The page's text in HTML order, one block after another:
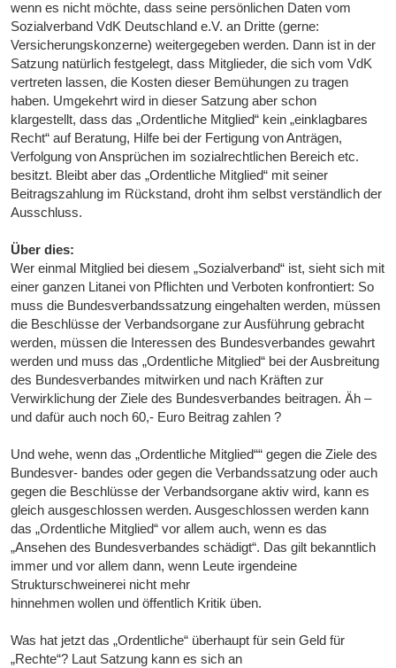
wenn es nicht möchte, dass seine persönlichen Daten vom
Sozialverband VdK Deutschland e.V. an Dritte (gerne:
Versicherungskonzerne) weitergegeben werden. Dann ist in der
Satzung natürlich festgelegt, dass Mitglieder, die sich vom VdK
vertreten lassen, die Kosten dieser Bemühungen zu tragen
haben. Umgekehrt wird in dieser Satzung aber schon
klargestellt, dass das „Ordentliche Mitglied“ kein „einklagbares
Recht“ auf Beratung, Hilfe bei der Fertigung von Anträgen,
Verfolgung von Ansprüchen im sozialrechtlichen Bereich etc.
besitzt. Bleibt aber das „Ordentliche Mitglied“ mit seiner
Beitragszahlung im Rückstand, droht ihm selbst verständlich der
Ausschluss.
Über dies:
Wer einmal Mitglied bei diesem „Sozialverband“ ist, sieht sich mit
einer ganzen Litanei von Pflichten und Verboten konfrontiert: So
muss die Bundesverbandssatzung eingehalten werden, müssen
die Beschlüsse der Verbandsorgane zur Ausführung gebracht
werden, müssen die Interessen des Bundesverbandes gewahrt
werden und muss das „Ordentliche Mitglied“ bei der Ausbreitung
des Bundesverbandes mitwirken und nach Kräften zur
Verwirklichung der Ziele des Bundesverbandes beitragen. Äh –
und dafür auch noch 60,- Euro Beitrag zahlen ?
Und wehe, wenn das „Ordentliche Mitglied““ gegen die Ziele des
Bundesver- bandes oder gegen die Verbandssatzung oder auch
gegen die Beschlüsse der Verbandsorgane aktiv wird, kann es
gleich ausgeschlossen werden. Ausgeschlossen werden kann
das „Ordentliche Mitglied“ vor allem auch, wenn es das
„Ansehen des Bundesverbandes schädigt“. Das gilt bekanntlich
immer und vor allem dann, wenn Leute irgendeine
Strukturschweinerei nicht mehr
hinnehmen wollen und öffentlich Kritik üben.
Was hat jetzt das „Ordentliche“ überhaupt für sein Geld für
„Rechte“? Laut Satzung kann es sich an